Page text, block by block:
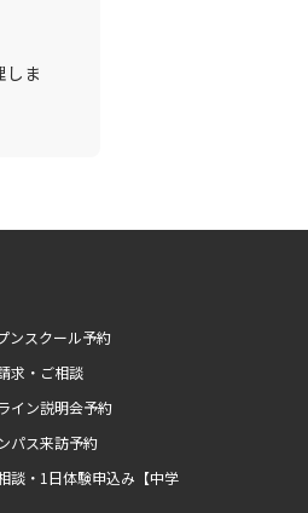
しま
ンスクール予約
求・ご相談
イン説明会予約
パス来訪予約
談・1日体験申込み【中学